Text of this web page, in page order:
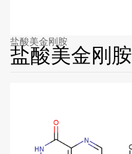
盐酸美金刚胺
盐酸美金刚胺